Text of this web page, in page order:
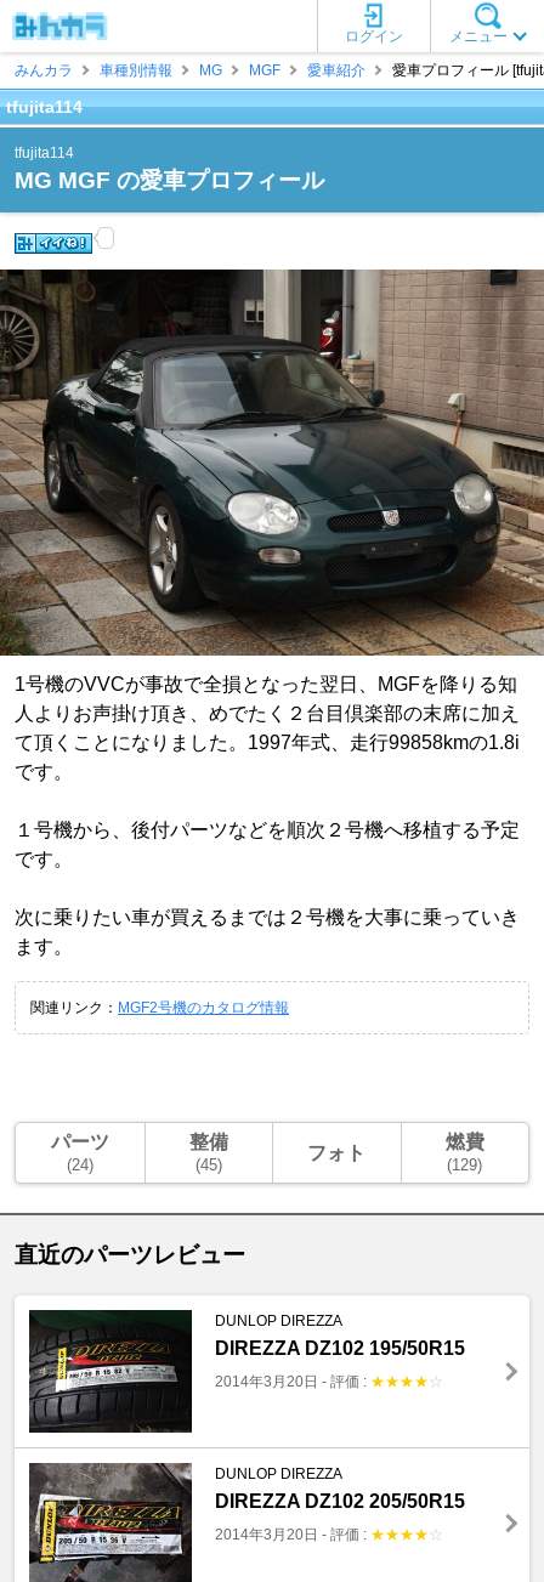
メニュー
ログイン
みんカラ
車種別情報 MG MGF 愛車紹介 愛車プロフィール
tfujita114
tfujita114
MG MGF の愛車プロフィール
1号機のVVCが事故で全損となった翌日、MGFを降りる知
人よりお声掛け頂き、めでたく２台目倶楽部の末席に加え
て頂くことになりました。1997年式、走行99858kmの1.8i
です。
１号機から、後付パーツなどを順次２号機へ移植する予定
です。
次に乗りたい車が買えるまでは２号機を大事に乗っていき
ます。
関連リンク： MGF2号機のカタログ情報
パーツ
(24)
整備
(45)
フォト 燃費
(129)
直近のパーツレビュー
DUNLOP DIREZZA
DIREZZA DZ102 195/50R15
2014年3月20日 - 評価 : ★★★★ ☆
DUNLOP DIREZZA
DIREZZA DZ102 205/50R15
2014年3月20日 - 評価 : ★★★★ ☆